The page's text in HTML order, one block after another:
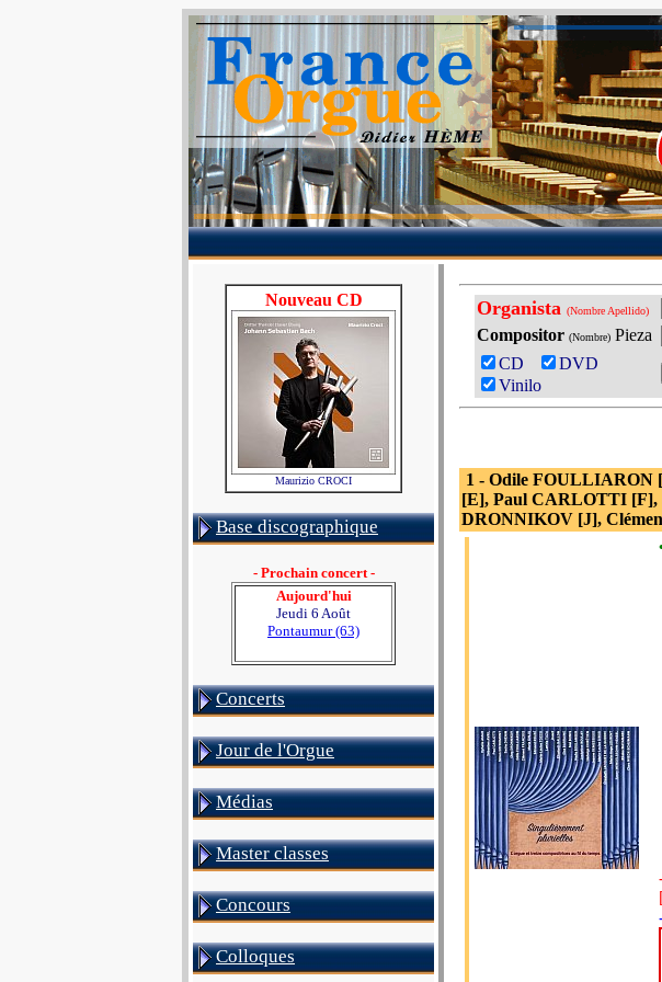
Nouveau CD
Maurizio CROCI
Base discographique
- Prochain concert -
Aujourd'hui
Jeudi 6 Août
Pontaumur (63)
Concerts
Jour de l'Orgue
Médias
Master classes
Concours
Colloques
Organista (Nombre Apellido)
Compositor (Nombre) Pieza
CD
DVD
Vinilo
1 - Odile FOULLIARON
[E], Paul CARLOTTI [F],
DRONNIKOV [J],